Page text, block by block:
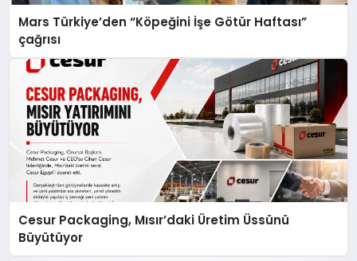
Mars Türkiye’den “Köpeğini İşe Götür Haftası”
çağrısı
Cesur Packaging, Mısır’daki Üretim Üssünü
Büyütüyor